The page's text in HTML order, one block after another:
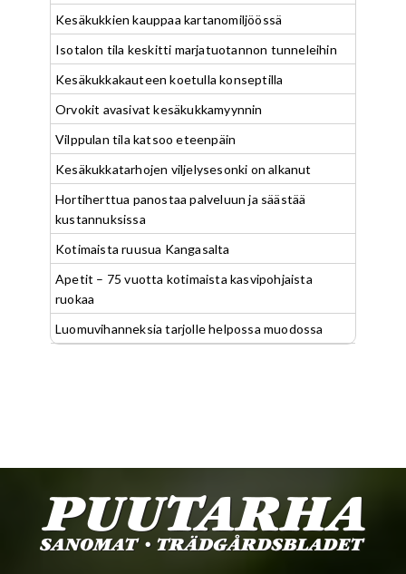
Kesäkukkien kauppaa kartanomiljöössä
Isotalon tila keskitti marjatuotannon tunneleihin
Kesäkukkakauteen koetulla konseptilla
Orvokit avasivat kesäkukkamyynnin
Vilppulan tila katsoo eteenpäin
Kesäkukkatarhojen viljelysesonki on alkanut
Hortiherttua panostaa palveluun ja säästää
kustannuksissa
Kotimaista ruusua Kangasalta
Apetit – 75 vuotta kotimaista kasvipohjaista
ruokaa
Luomuvihanneksia tarjolle helpossa muodossa